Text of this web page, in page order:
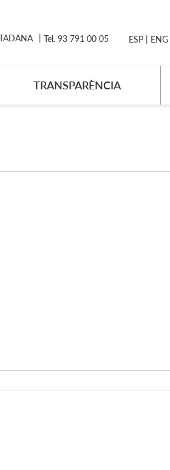
TRANSPARÈNCIA
Tel. 93 791 00 05 ESP | ENG